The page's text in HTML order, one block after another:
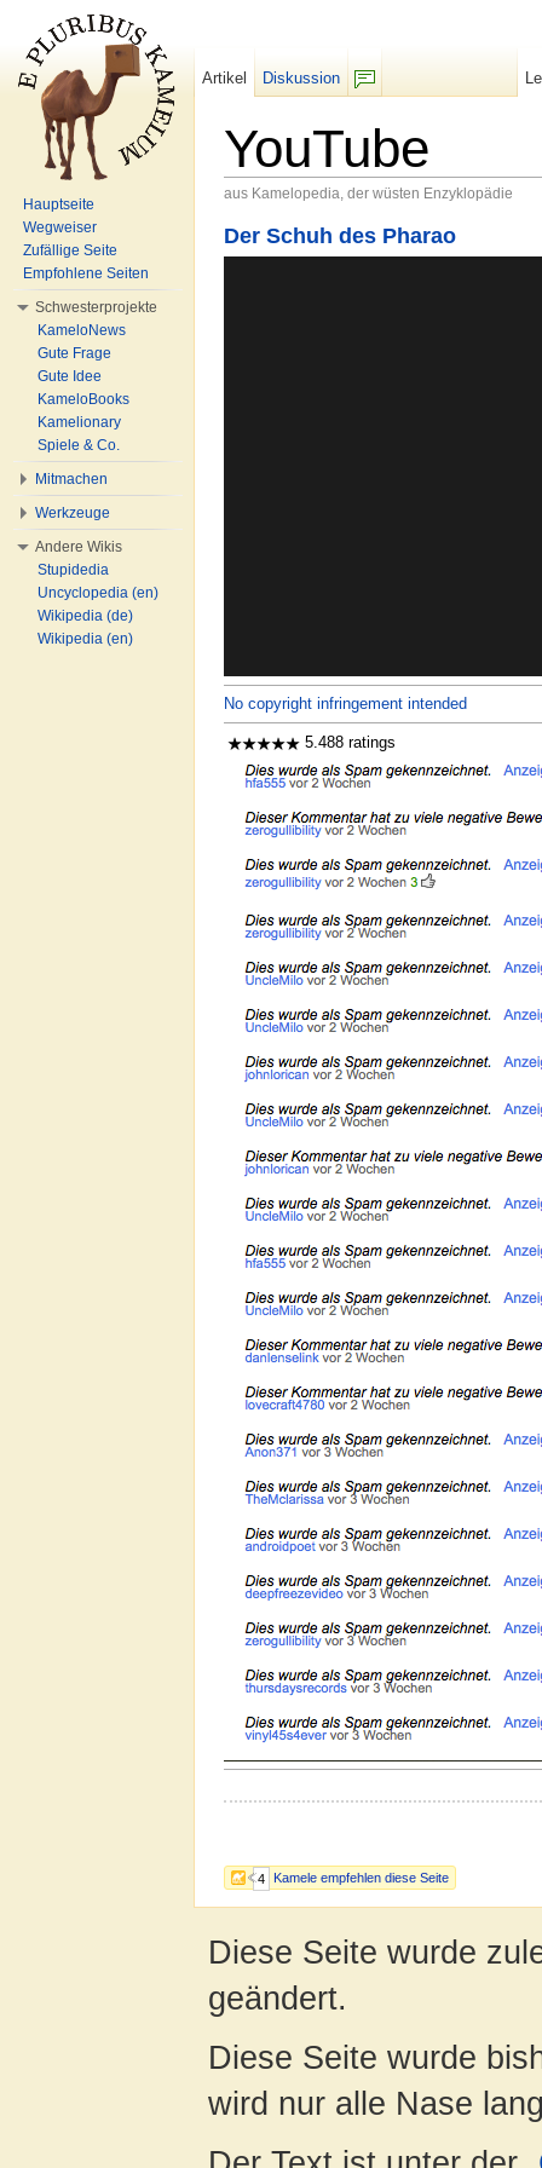
YouTube
aus Kamelopedia, der wüsten Enzyklopädie
4 Kamele empfehlen diese Seite
Der Schuh des Pharao
No copyright infringement intended
5.488 ratings
Artikel
Diskussion
Hauptseite
Wegweiser
Zufällige Seite
Empfohlene Seiten
Schwesterprojekte
KameloNews
Gute Frage
Gute Idee
KameloBooks
Kamelionary
Spiele & Co.
Mitmachen
Werkzeuge
Andere Wikis
Stupidedia
Uncyclopedia (en)
Wikipedia (de)
Wikipedia (en)
Diese Seite wurde
geändert.
Diese Seite wurde
wird nur alle Nase